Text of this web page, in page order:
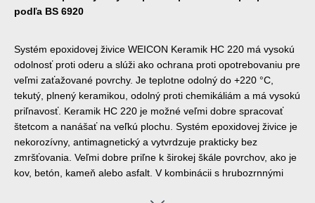
podľa BS 6920
Systém epoxidovej živice WEICON Keramik HC 220 má vysokú
odolnosť proti oderu a slúži ako ochrana proti opotrebovaniu pre
veľmi zaťažované povrchy. Je teplotne odolný do +220 °C,
tekutý, plnený keramikou, odolný proti chemikáliám a má vysokú
priľnavosť. Keramik HC 220 je možné veľmi dobre spracovať
štetcom a nanášať na veľkú plochu. Systém epoxidovej živice je
nekorozívny, antimagnetický a vytvrdzuje prakticky bez
zmršťovania. Veľmi dobre priľne k širokej škále povrchov, ako je
kov, betón, kameň alebo asfalt. V kombinácii s hrubozrnnými